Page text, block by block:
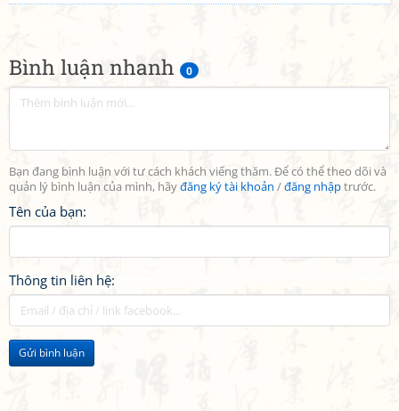
Bình luận nhanh 0
Bạn đang bình luận với tư cách khách viếng thăm. Để có thể theo dõi và
quản lý bình luận của mình, hãyđăng ký tài khoản /đăng nhậptrước.
Tên của bạn:
Thông tin liên hệ:
Gửi bình luận